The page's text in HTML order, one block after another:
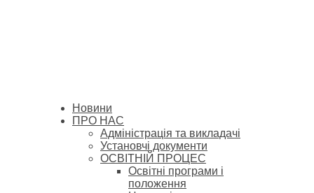
Новини
ПРО НАС
Адміністрація та викладачі
Установчі документи
ОСВІТНІЙ ПРОЦЕС
Освітні програми і
положення